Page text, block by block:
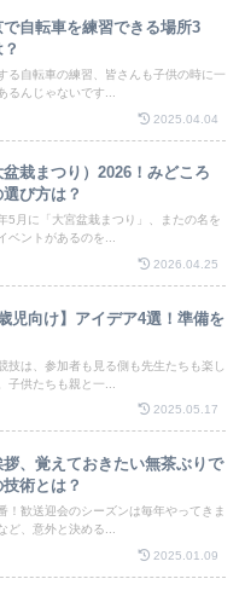
自転車を練習できる場所3
る自転車の練習、皆さんも子供の時に一
るんじゃないです...
2025.04.04
栽まつり）2026！みどころ
び方は？
5月に「大宮盆栽まつり」、またの名を
ベントがあるのを...
2026.04.25
児向け】アイデア4選！準備を
技は、参加者も見る側も先生たちも楽し
子供たちも親と一...
2025.05.17
、覚えておきたい無茶ぶりで
術とは？
！歓送迎会のシーズンは毎年やってきま
ど、意外と決める...
2025.01.09